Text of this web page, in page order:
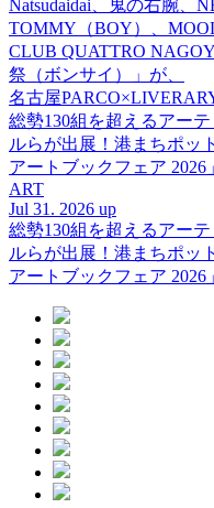
Natsudaidai、鬼の右腕、
TOMMY（BOY）、
CLUB QUATTRO
祭（ボンサイ）」が、
名古屋
総勢130組を超えるアー
ルらが出展！港まちポッ
アートブックフェア 2026
ART
Jul 31. 2026 up
総勢130組を超えるアー
ルらが出展！港まちポッ
アートブックフェア 2026